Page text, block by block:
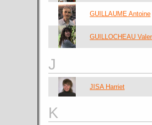
GUILLAUME Antoine
GUILLOCHEAU
J
JISA Harriet
K